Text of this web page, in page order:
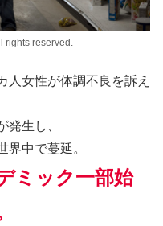
rights reserved.
人女性が体調不良を訴え
発生し、
界中で蔓延。
ミック一部始